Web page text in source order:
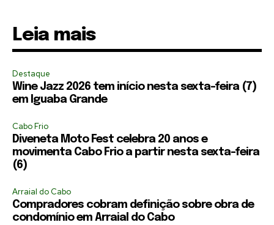
Leia mais
Destaque
Wine Jazz 2026 tem início nesta sexta-feira (7)
em Iguaba Grande
Cabo Frio
Diveneta Moto Fest celebra 20 anos e
movimenta Cabo Frio a partir nesta sexta-feira
(6)
Arraial do Cabo
Compradores cobram definição sobre obra de
condomínio em Arraial do Cabo